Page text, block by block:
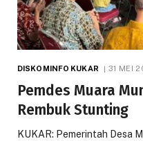
DISKOMINFO KUKAR 31 MEI
Pemdes Muara
Rembuk Stunting
KUKAR: Pemerintah Desa